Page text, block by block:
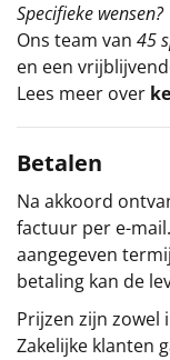
Specifieke wensen?
Ons team van 45
en een
Lees meer over
Betalen
Na akkoord
factuur per e-
aangegeven
betaling kan de
Prijzen zijn zowel
Zakelijke klanten